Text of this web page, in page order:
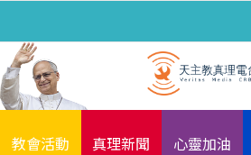
教會活動 真理新聞 心靈加油